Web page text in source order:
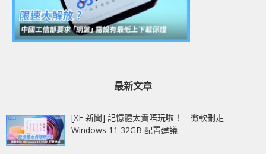
最新文章
[XF 新聞] 記憶體太貴唔玩啦！ 微軟刪走
Windows 11 32GB 配置建議